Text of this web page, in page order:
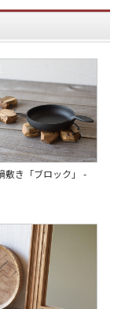
敷き「ブロック」 -